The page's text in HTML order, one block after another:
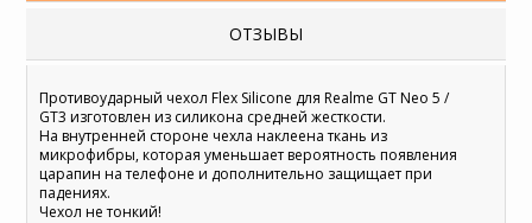
ОТЗЫВЫ
Противоударный чехол Flex Silicone для Realme GT Neo 5 /
GT3 изготовлен из силикона средней жесткости.
На внутренней стороне чехла наклеена ткань из
микрофибры, которая уменьшает вероятность появления
царапин на телефоне и дополнительно защищает при
падениях.
Чехол не тонкий!